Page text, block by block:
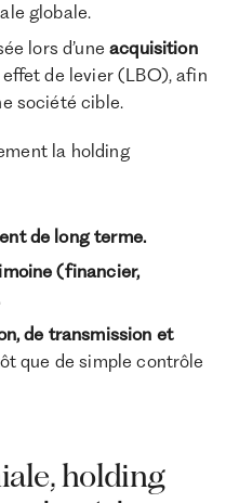
globale.
lors d’uneacquisition
de levier (LBO), afin
société cible.
la holding
de long terme.
(financier,
de transmission et
que de simple contrôle
holding